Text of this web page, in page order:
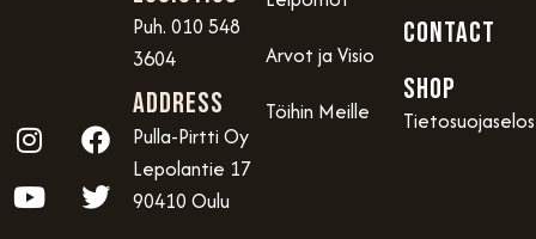
Puh. 010 548
3604
Address
Pulla-Pirtti Oy
Lepolantie 17
90410 Oulu
Arvot ja Visio
Töihin Meille
CONTACT
SHOP